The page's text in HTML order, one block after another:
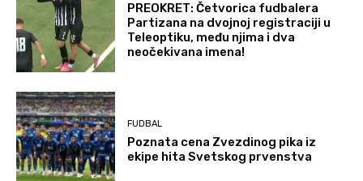
PREOKRET: Četvorica fudbalera
Partizana na dvojnoj registraciji u
Teleoptiku, među njima i dva
neočekivana imena!
FUDBAL
Poznata cena Zvezdinog pika iz
ekipe hita Svetskog prvenstva